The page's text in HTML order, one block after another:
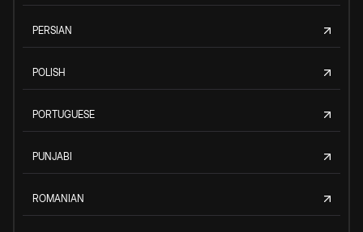
PERSIAN
POLISH
PORTUGUESE
PUNJABI
ROMANIAN